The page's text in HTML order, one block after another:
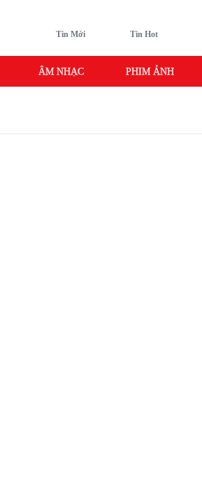
Tin Mới Tin Hot
ÂM NHẠC PHIM ẢNH